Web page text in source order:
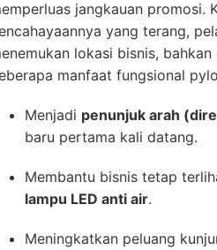
jangkauan promosi.
yang terang,
lokasi bisnis, bahkan
manfaat fungsional
Menjadi penunjuk arah
baru pertama kali datang.
Membantu bisnis tetap
lampu LED anti air.
Meningkatkan peluang